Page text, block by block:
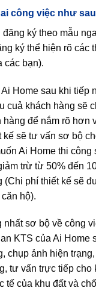
công việc như
ký theo mẫu
ký thể hiện rõ các
các bạn).
Home sau khi tiếp
cuả khách hàng sẽ
để nắm rõ hơn
kế sẽ tư vấn sơ bộ
Ai Home thi công
trừ từ 50% đến
(Chi phí thiết kế sẽ
hộ).
nhất sơ bộ về công
KTS của Ai Home
chụp ảnh hiện
tư vấn trực tiếp cho
tế của khu đất và